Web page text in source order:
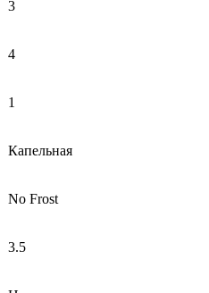
3
4
1
Капельная
No Frost
3.5